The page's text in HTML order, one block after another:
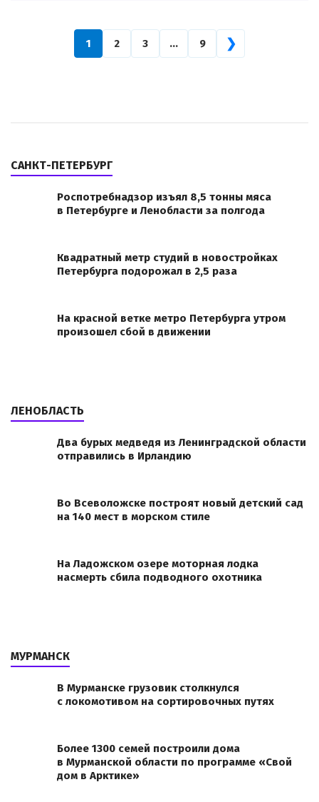
1 2 3 … 9 ❯
САНКТ-ПЕТЕРБУРГ
Роспотребнадзор изъял 8,5 тонны мяса
в Петербурге и Ленобласти за полгода
Квадратный метр студий в новостройках
Петербурга подорожал в 2,5 раза
На красной ветке метро Петербурга утром
произошел сбой в движении
ЛЕНОБЛАСТЬ
Два бурых медведя из Ленинградской области
отправились в Ирландию
Во Всеволожске построят новый детский сад
на 140 мест в морском стиле
На Ладожском озере моторная лодка
насмерть сбила подводного охотника
МУРМАНСК
В Мурманске грузовик столкнулся
с локомотивом на сортировочных путях
Более 1300 семей построили дома
в Мурманской области по программе «Свой
дом в Арктике»